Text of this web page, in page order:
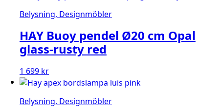
Belysning, Designmöbler
HAY Buoy pendel Ø20 cm Opal
glass-rusty red
1 699 kr
Belysning, Designmöbler